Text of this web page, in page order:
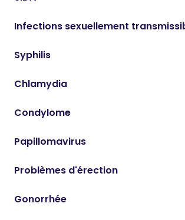
Infections sexuellement
Syphilis
Chlamydia
Condylome
Papillomavirus
Problèmes d'érection
Gonorrhée